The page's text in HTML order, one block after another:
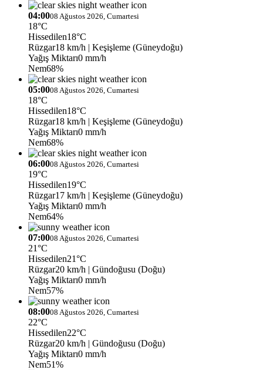
04:0008 Ağustos 2026, Cumartesi
18°C
Hissedilen18°C
Rüzgar18 km/h | Keşişleme (Güneydoğu)
Yağış Miktarı0 mm/h
Nem68%
05:0008 Ağustos 2026, Cumartesi
18°C
Hissedilen18°C
Rüzgar18 km/h | Keşişleme (Güneydoğu)
Yağış Miktarı0 mm/h
Nem68%
06:0008 Ağustos 2026, Cumartesi
19°C
Hissedilen19°C
Rüzgar17 km/h | Keşişleme (Güneydoğu)
Yağış Miktarı0 mm/h
Nem64%
07:0008 Ağustos 2026, Cumartesi
21°C
Hissedilen21°C
Rüzgar20 km/h | Gündoğusu (Doğu)
Yağış Miktarı0 mm/h
Nem57%
08:0008 Ağustos 2026, Cumartesi
22°C
Hissedilen22°C
Rüzgar20 km/h | Gündoğusu (Doğu)
Yağış Miktarı0 mm/h
Nem51%